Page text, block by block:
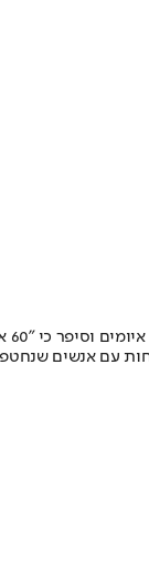
עם אנשים